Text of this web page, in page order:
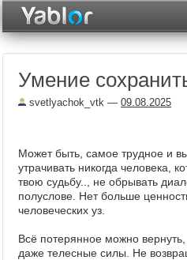
Месяц
Умение
svetlyachok_vtk — 09.08.2025
Может быть, самое трудное и
утрачивать никогда человека,
твою судьбу.., не обрывать
полуслове. Нет больше
человеческих уз.
Всё потерянное можно
даже телесные силы. Не